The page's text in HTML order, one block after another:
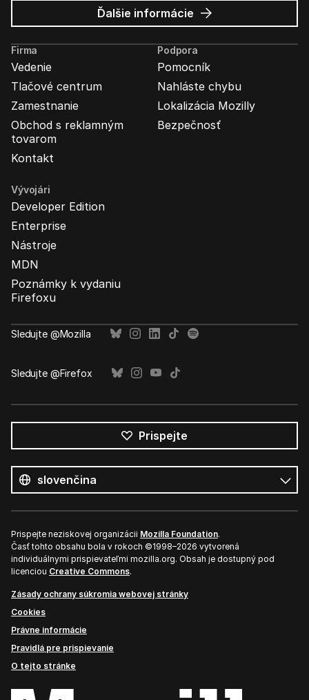
Ďalšie informácie o
Mozilla
Ads
Firma
Vedenie
Tlačové centrum
Zamestnanie
Obchod s reklamným
tovarom
Kontakt
Podpora
Pomocník
Nahláste chybu
Lokalizácia Mozilly
Bezpečnosť
Vývojári
Developer Edition
Enterprise
Nástroje
MDN
Poznámky k vydaniu
Firefoxu
Sledujte @Mozilla
Sledujte @Firefox
Prispejte
jazyky
Jazyk
Prispejte neziskovej organizácii Mozilla Foundation.
Časť tohto obsahu bola v rokoch ©1998–2026 vytvorená
individuálnymi prispievateľmi mozilla.org. Obsah je dostupný pod
licenciou Creative Commons.
Zásady ochrany súkromia webovej stránky
Cookies
Právne informácie
Pravidlá pre prispievanie
O tejto stránke